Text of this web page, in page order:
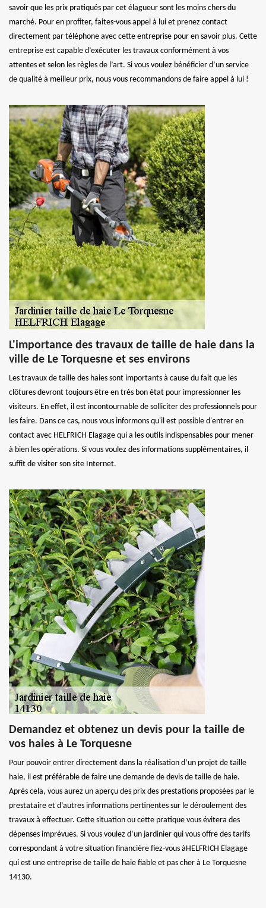
savoir que les prix pratiqués par cet élagueur sont les moins chers du
marché. Pour en profiter, faites-vous appel à lui et prenez contact
directement par téléphone avec cette entreprise pour en savoir plus. Cette
entreprise est capable d’exécuter les travaux conformément à vos
attentes et selon les règles de l’art. Si vous voulez bénéficier d’un service
de qualité à meilleur prix, nous vous recommandons de faire appel à lui !
L'importance des travaux de taille de haie dans la
ville de Le Torquesne et ses environs
Les travaux de taille des haies sont importants à cause du fait que les
clôtures devront toujours être en très bon état pour impressionner les
visiteurs. En effet, il est incontournable de solliciter des professionnels pour
les faire. Dans ce cas, nous vous informons qu'il est possible d'entrer en
contact avec HELFRICH Elagage qui a les outils indispensables pour mener
à bien les opérations. Si vous voulez des informations supplémentaires, il
suffit de visiter son site Internet.
Demandez et obtenez un devis pour la taille de
vos haies à Le Torquesne
Pour pouvoir entrer directement dans la réalisation d’un projet de taille
haie, il est préférable de faire une demande de devis de taille de haie.
Après cela, vous aurez un aperçu des prix des prestations proposées par le
prestataire et d’autres informations pertinentes sur le déroulement des
travaux à effectuer. Cette situation ou cette pratique vous évitera des
dépenses imprévues. Si vous voulez d’un jardinier qui vous offre des tarifs
correspondant à votre situation financière fiez-vous àHELFRICH Elagage
qui est une entreprise de taille de haie fiable et pas cher à Le Torquesne
14130.